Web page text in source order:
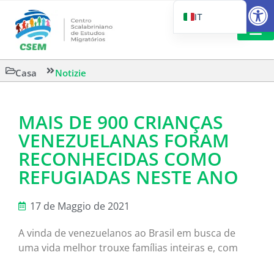
Casa Notizie
MAIS DE 900 CRIANÇAS
VENEZUELANAS FORAM
RECONHECIDAS COMO
REFUGIADAS NESTE ANO
17 de Maggio de 2021
A vinda de venezuelanos ao Brasil em busca de
uma vida melhor trouxe famílias inteiras e, com
IT
EN